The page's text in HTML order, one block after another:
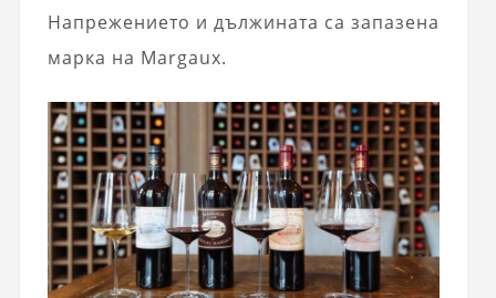
Напрежението и дължината са запазена
марка на Margaux.